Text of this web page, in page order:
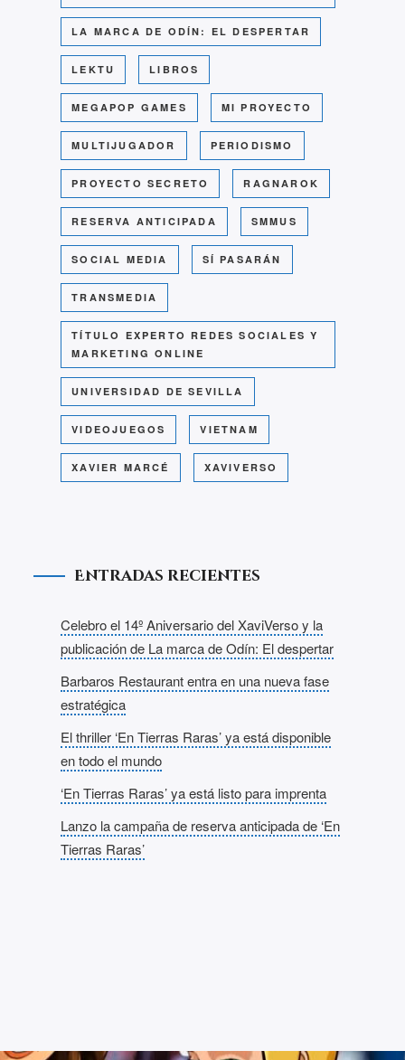
LA MARCA DE ODÍN: EL DESPERTAR
LEKTU LIBROS
MEGAPOP GAMES MI PROYECTO
MULTIJUGADOR PERIODISMO
PROYECTO SECRETO RAGNAROK
RESERVA ANTICIPADA SMMUS
SOCIAL MEDIA SÍ PASARÁN
TRANSMEDIA
TÍTULO EXPERTO REDES SOCIALES Y
MARKETING ONLINE
UNIVERSIDAD DE SEVILLA
VIDEOJUEGOS VIETNAM
XAVIER MARCÉ XAVIVERSO
Entradas recientes
Celebro el 14º Aniversario del XaviVerso y la
publicación de La marca de Odín: El despertar
Barbaros Restaurant entra en una nueva fase
estratégica
El thriller ‘En Tierras Raras’ ya está disponible
en todo el mundo
‘En Tierras Raras’ ya está listo para imprenta
Lanzo la campaña de reserva anticipada de ‘En
Tierras Raras’